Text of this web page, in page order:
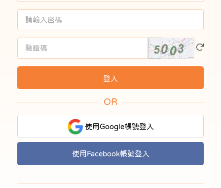
OR
使用Google帳號登入
使用Facebook帳號登入